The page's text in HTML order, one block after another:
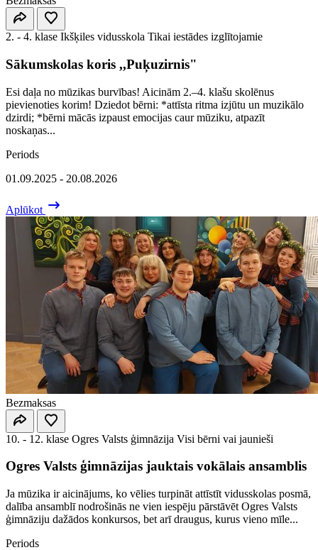
2. - 4. klase Ikšķiles vidusskola Tikai iestādes izglītojamie
Sākumskolas koris ,,Puķuzirnis"
Esi daļa no mūzikas burvības! Aicinām 2.–4. klašu skolēnus
pievienoties korim! Dziedot bērni: *attīsta ritma izjūtu un muzikālo
dzirdi; *bērni mācās izpaust emocijas caur mūziku, atpazīt
noskaņas...
Periods
01.09.2025 - 20.08.2026
Aplūkot
Bezmaksas
10. - 12. klase Ogres Valsts ģimnāzija Visi bērni vai jaunieši
Ogres Valsts ģimnāzijas jauktais vokālais ansamblis
Ja mūzika ir aicinājums, ko vēlies turpināt attīstīt vidusskolas posmā,
dalība ansamblī nodrošinās ne vien iespēju pārstāvēt Ogres Valsts
ģimnāziju dažādos konkursos, bet arī draugus, kurus vieno mīle...
Periods